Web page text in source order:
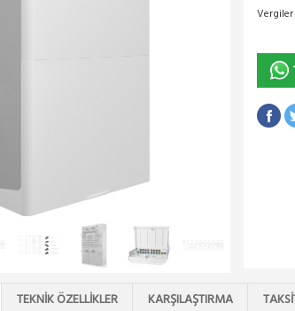
TEKNIK ÖZELLIKLER KARŞILAŞTIRMA